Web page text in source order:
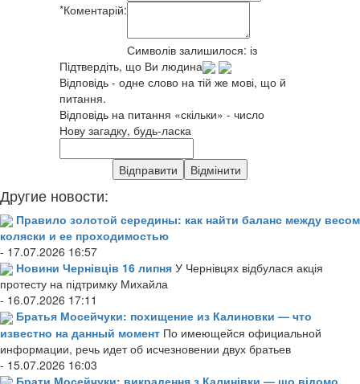
*Коментарій:
Символів залишилося: із
Підтвердіть, що Ви людина
Відповідь - одне слово на тій же мові, що й
питання.
Відповідь на питання «скільки» - число
Нову загадку, будь-ласка
Другие новости:
Правило золотой середины: как найти баланс между весом
коляски и ее проходимостью
- 17.07.2026 16:57
Новини Чернівців 16 липня У Чернівцях відбулася акція
протесту на підтримку Михайла
- 16.07.2026 17:11
Братья Мосейчуки: похищение из Калиновки — что
известно на данный момент По имеющейся официальной
информации, речь идет об исчезновении двух братьев
- 15.07.2026 16:03
Брати Мосейчуки: викрадення з Калинівки — що відомо